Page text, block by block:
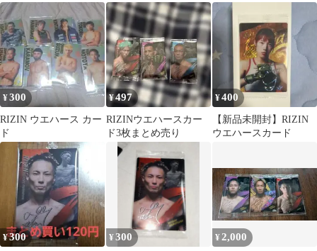
しサイン入りシークレ
ット・レアカード
ンドセット
¥300
RIZIN ウエハース カー
ド
¥497
RIZINウエハースカー
ド3枚まとめ売り
¥400
【新品未開封】RIZIN
ウエハースカード
¥300 ¥300 ¥ 2,000